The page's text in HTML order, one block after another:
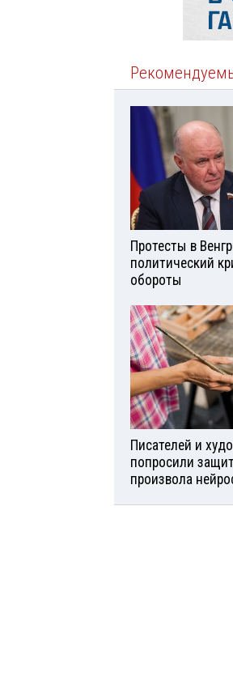
Протесты в
политический
обороты
Писателей и
попросили
произвола